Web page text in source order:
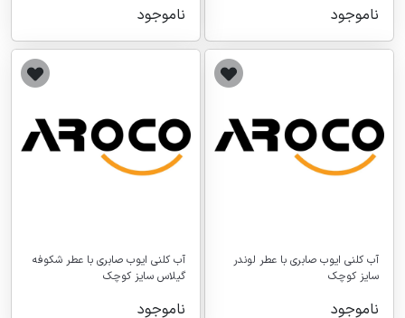
ناموجود ناموجود
آب کلنی ایوب صابری با عطر لوندر
سایز کوچک
ناموجود
آب کلنی ایوب صابری با عطر شکوفه
گیلاس سایز کوچک
ناموجود